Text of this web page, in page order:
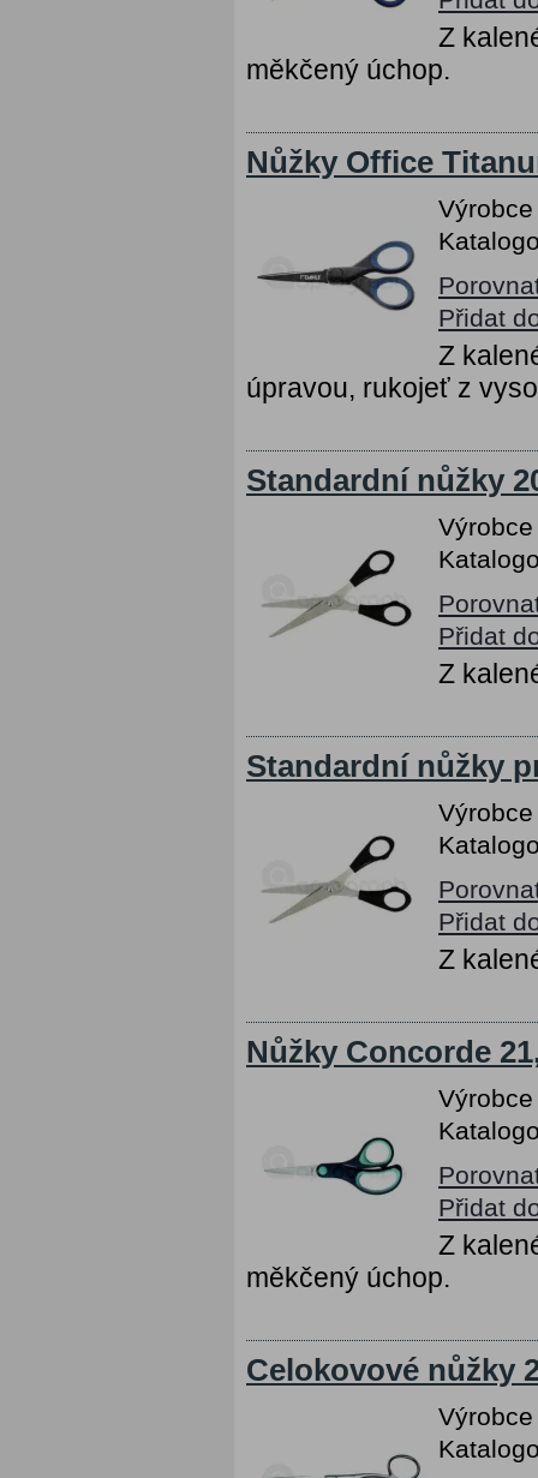
Z
měkčený úchop.
Nůžky Office
Přidat
Z
úpravou, rukojeť z
Standardní nůžky
Přidat
Z
Standardní nůžky
Přidat
Z
Nůžky Concorde
Přidat
Z
měkčený úchop.
Celokovové nůžky